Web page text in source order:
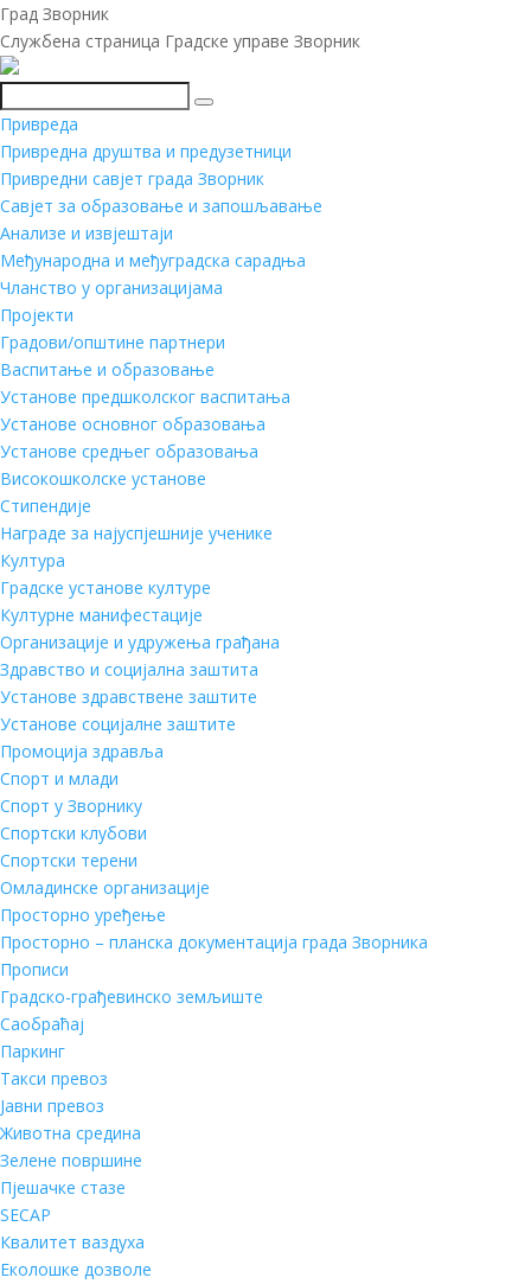
Град Зворник
Службена страница Градске управе Зворник
Претражи
Привреда
Привредна друштва и предузетници
Привредни савјет града Зворник
Савјет за образовање и запошљавање
Анализе и извјештаји
Међународна и међуградска сарадња
Чланство у организацијама
Пројекти
Градови/општине партнери
Васпитање и образовање
Установе предшколског васпитања
Установе основног образовања
Установе средњег образовања
Високошколске установе
Стипендије
Награде за најуспјешније ученике
Култура
Градске установе културе
Културне манифестације
Организације и удружења грађана
Здравство и социјална заштита
Установе здравствене заштите
Установе социјалне заштите
Промоција здравља
Спорт и млади
Спорт у Зворнику
Спортски клубови
Спортски терени
Омладинске организације
Просторно уређење
Просторно – планска документација града Зворника
Прописи
Градско-грађевинско земљиште
Саобраћај
Паркинг
Такси превоз
Јавни превоз
Животна средина
Зелене површине
Пјешачке стазе
SECAP
Квалитет ваздуха
Еколошке дозволе